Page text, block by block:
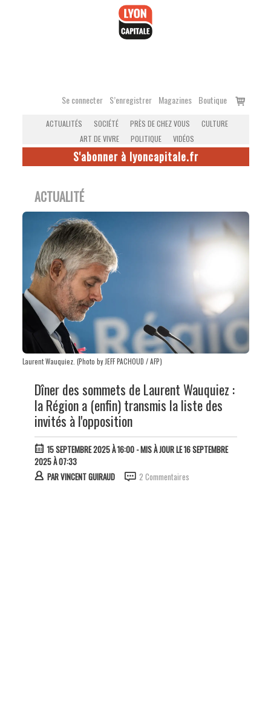
Se connecter S’enregistrer Magazines Boutique
Voir
ACTUALITÉS SOCIÉTÉ PRÈS DE CHEZ VOUS
CULTURE
ART DE VIVRE
POLITIQUE VIDÉOS
S'abonner à lyoncapitale.fr
ACTUALITÉ
Laurent Wauquiez. (Photo by JEFF PACHOUD / AFP)
Dîner des sommets de Laurent Wauquiez :
la Région a (enfin) transmis la liste des
invités à l'opposition
15 SEPTEMBRE 2025 À 16:00- MIS À JOUR LE 16 SEPTEMBRE
2025 À 07:33
PARVINCENT GUIRAUD 2 Commentaires